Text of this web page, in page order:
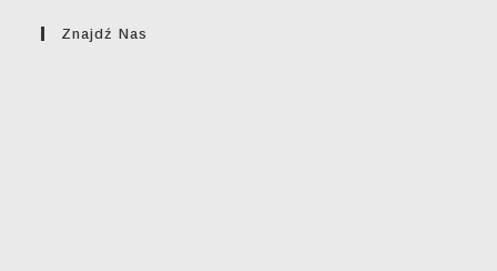
Znajdź Nas